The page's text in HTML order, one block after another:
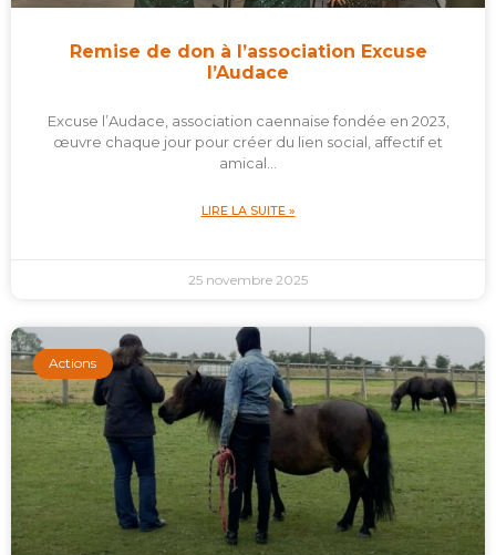
Remise de don à l’association Excuse
l’Audace
Excuse l’Audace, association caennaise fondée en 2023,
œuvre chaque jour pour créer du lien social, affectif et
amical…
LIRE LA SUITE »
25 novembre 2025
Actions